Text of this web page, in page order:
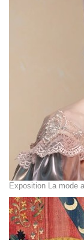
Exposition La mode